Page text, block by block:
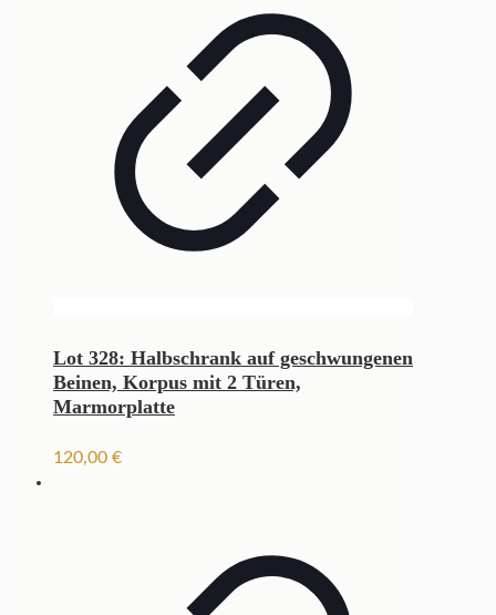
Lot 328: Halbschrank auf geschwungenen
Beinen, Korpus mit 2 Türen,
Marmorplatte
120,00 €